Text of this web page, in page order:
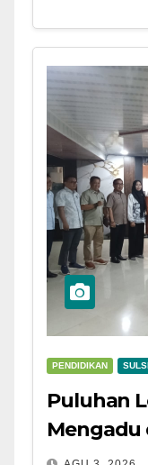
PENDIDIKAN
Puluhan
Mengadu